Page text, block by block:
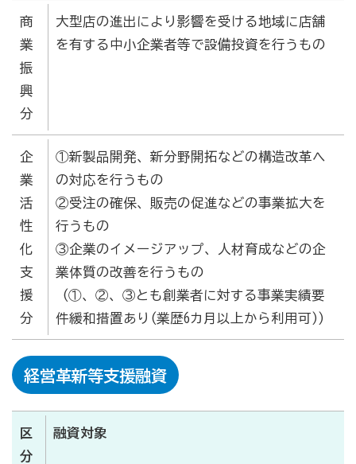
商
業
振
興
分
大型店の進出により影響を受ける地域に店舗
を有する中小企業者等で設備投資を行うもの
企
業
活
性
化
支
援
分
①新製品開発、新分野開拓などの構造改革へ
の対応を行うもの
②受注の確保、販売の促進などの事業拡大を
行うもの
③企業のイメージアップ、人材育成などの企
業体質の改善を行うもの
(①、②、③とも創業者に対する事業実績要
件緩和措置あり(業歴6カ月以上から利用可))
経営革新等支援融資
区
分
融資対象
会報「商工かが．のと」
商工会
目的
青年部について
セミナー・講習会情報
いしかわ商工会のインボイス広報
採用情報
とぎなび（志賀町富来の観光・グルメ情報サイト）